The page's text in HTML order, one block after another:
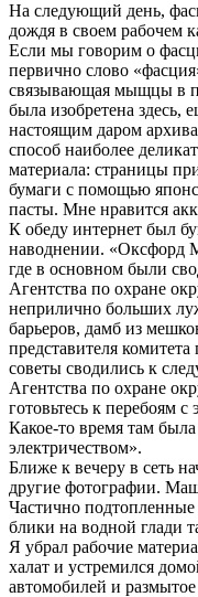
На следующий день,
дождя в своем рабочем
Если мы говорим о
первично слово
связывающая мыщцы в
была изобретена здесь,
настоящим даром
способ наиболее
материала: страницы
бумаги с помощью
пасты. Мне нравится
К обеду интернет был
наводнении. «Оксфорд
где в основном были
Агентства по охране
неприлично больших
барьеров, дамб из
представителя
советы сводились к
Агентства по охране
готовьтесь к перебоям
Какое-то время там
электричеством».
Ближе к вечеру в сеть
другие фотографии.
Частично
блики на водной глади
Я убрал рабочие
халат и устремился
автомобилей и